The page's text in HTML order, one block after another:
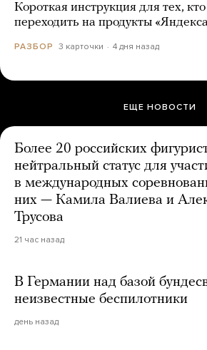
Короткая инструкция для тех,
переходить на продукты
РАЗБОР 3 карточки 4 дня назад
ЕЩЕ НОВОСТИ
Более 20 российских
нейтральный статус для
в международных
них — Камила Валиева и
Трусова
21 час назад
В Германии над базой
неизвестные беспилотники
день назад